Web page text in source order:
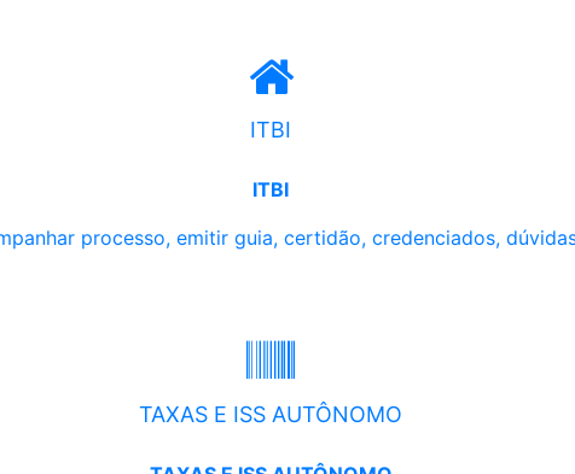
ITBI
ITBI
processo, emitir guia, certidão, credenciados,
TAXAS E ISS AUTÔNOMO